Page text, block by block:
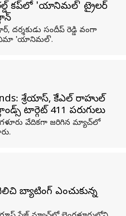
కప్‌లో 'యానిమల్' ట్రైలర్
దర్శకుడు సందీప్ రెడ్డి వంగా
'యానిమల్'.
శ్రేయాస్, కేెఎల్ రాహుల్
టార్గెట్ 411 పరుగులు
వేదికగా జరిగిన మ్యాచ్‌లో
బ్యాటింగ్ ఎంచుకున్న